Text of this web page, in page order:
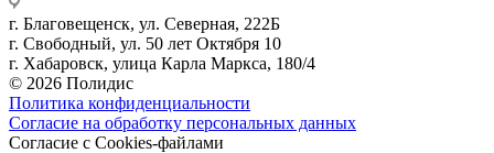
г. Благовещенск, ул. Северная, 222Б
г. Свободный, ул. 50 лет Октября 10
г. Хабаровск, улица Карла Маркса, 180/4
© 2026 Полидис
Политика конфиденциальности
Согласие на обработку персональных данных
Согласие с Cookies-файлами